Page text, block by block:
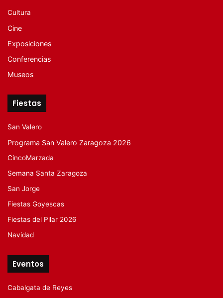
Cultura
Cine
Exposiciones
Conferencias
Museos
Fiestas
San Valero
Programa San Valero Zaragoza 2026
CincoMarzada
Semana Santa Zaragoza
San Jorge
Fiestas Goyescas
Fiestas del Pilar 2026
Navidad
Eventos
Cabalgata de Reyes